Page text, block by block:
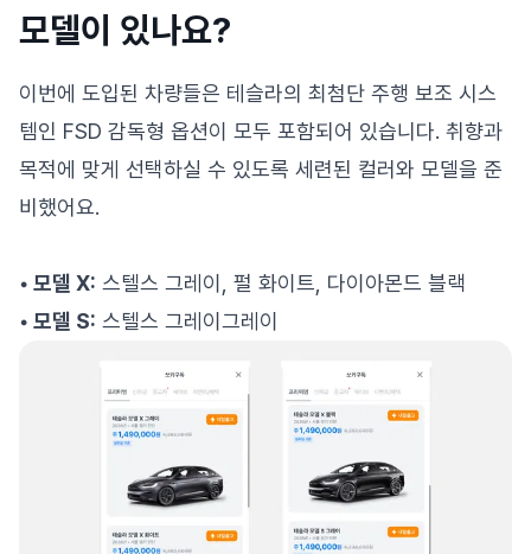
모델이 있나요?
이번에 도입된 차량들은 테슬라의 최첨단 주행 보조 시스
템인 FSD 감독형 옵션이 모두 포함되어 있습니다. 취향과
목적에 맞게 선택하실 수 있도록 세련된 컬러와 모델을 준
비했어요.
• 모델 X: 스텔스 그레이, 펄 화이트, 다이아몬드 블랙
• 모델 S: 스텔스 그레이그레이